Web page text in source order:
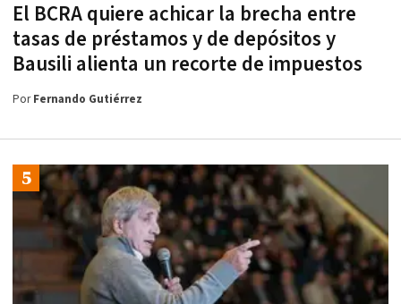
El BCRA quiere achicar la brecha entre
tasas de préstamos y de depósitos y
Bausili alienta un recorte de impuestos
PorFernando Gutiérrez